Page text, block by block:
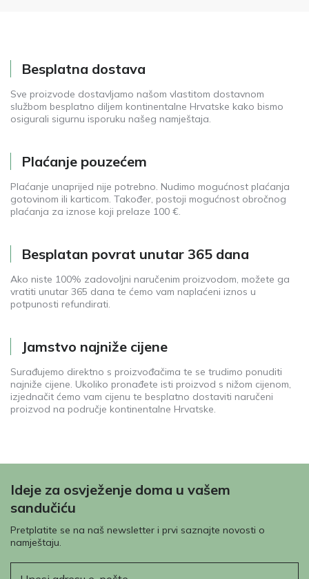
Besplatna dostava
Sve proizvode dostavljamo našom vlastitom dostavnom
službom besplatno diljem kontinentalne Hrvatske kako bismo
osigurali sigurnu isporuku našeg namještaja.
Plaćanje pouzećem
Plaćanje unaprijed nije potrebno. Nudimo mogućnost plaćanja
gotovinom ili karticom. Također, postoji mogućnost obročnog
plaćanja za iznose koji prelaze 100 €.
Besplatan povrat unutar 365 dana
Ako niste 100% zadovoljni naručenim proizvodom, možete ga
vratiti unutar 365 dana te ćemo vam naplaćeni iznos u
potpunosti refundirati.
Jamstvo najniže cijene
Surađujemo direktno s proizvođačima te se trudimo ponuditi
najniže cijene. Ukoliko pronađete isti proizvod s nižom cijenom,
izjednačit ćemo vam cijenu te besplatno dostaviti naručeni
proizvod na područje kontinentalne Hrvatske.
Ideje za osvježenje doma u vašem
sandučiću
Pretplatite se na naš newsletter i prvi saznajte novosti o
namještaju.